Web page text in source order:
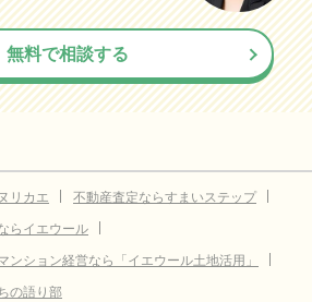
無料で相談する
リカエ
不動産査定ならすまいステップ
らイエウール
ンション経営なら「イエウール土地活用」
の語り部